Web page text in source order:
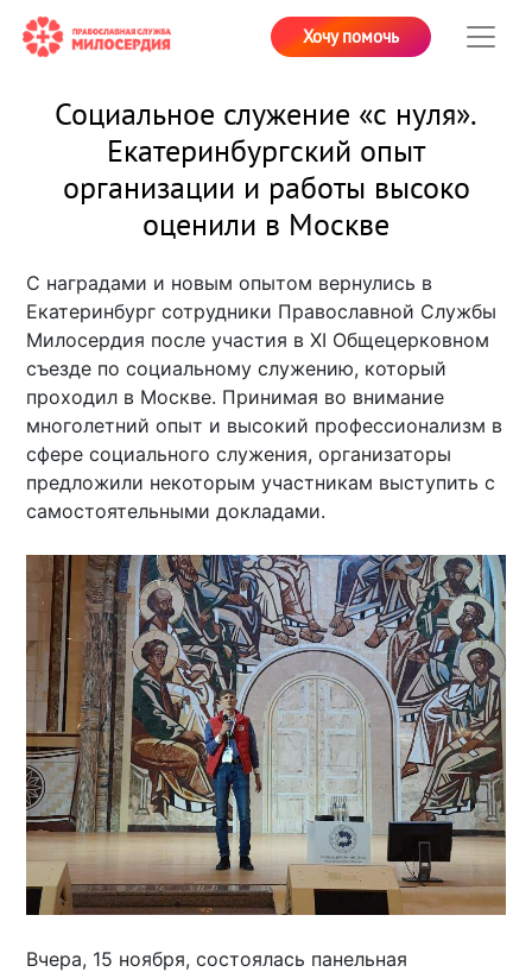
Хочу помочь
Социальное служение «с нуля».
Екатеринбургский опыт
организации и работы высоко
оценили в Москве
С наградами и новым опытом вернулись в
Екатеринбург сотрудники Православной Службы
Милосердия после участия в XI Общецерковном
съезде по социальному служению, который
проходил в Москве. Принимая во внимание
многолетний опыт и высокий профессионализм в
сфере социального служения, организаторы
предложили некоторым участникам выступить с
самостоятельными докладами.
Вчера, 15 ноября, состоялась панельная